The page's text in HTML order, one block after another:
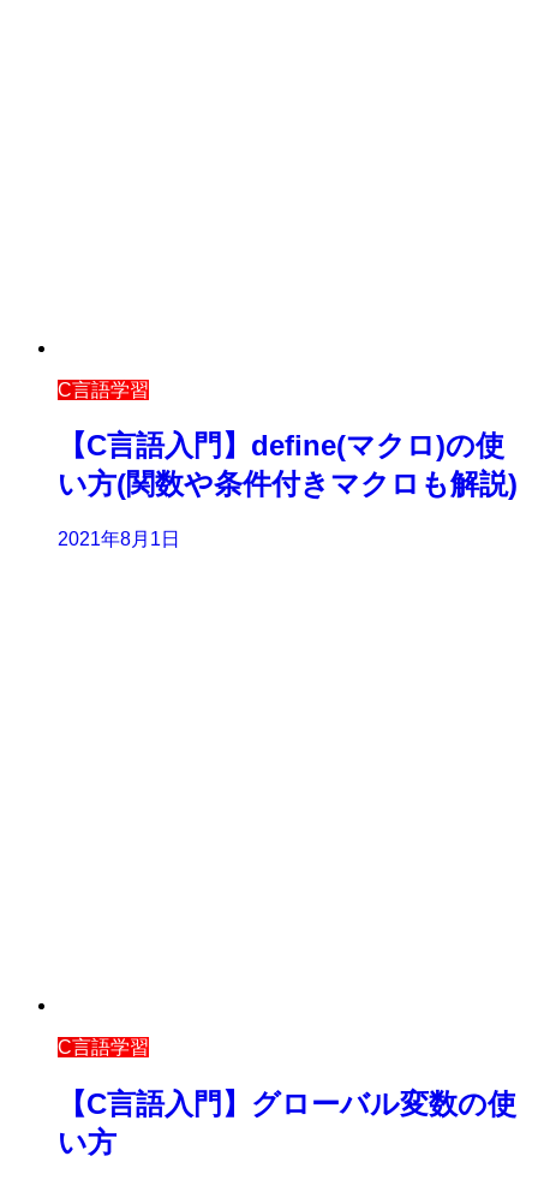
C言語学習
【C言語入門】define(マクロ)の使
い方(関数や条件付きマクロも解説)
2021年8月1日
C言語学習
【C言語入門】グローバル変数の使
い方